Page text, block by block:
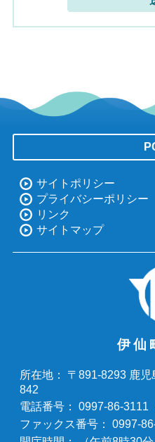
サイトポリシー
プライバシーポリシー
リンク
サイトマップ
伊仙
所在地：
〒891-8293 鹿
842
電話番号：
0997-86-3111
ファックス番号：
0997-